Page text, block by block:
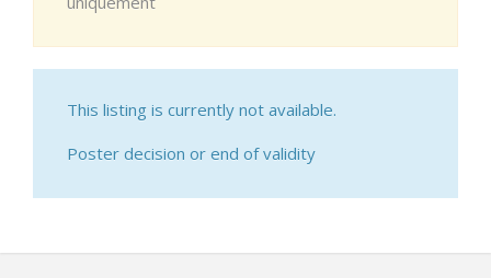
This listing is currently not available.
Poster decision or end of validity